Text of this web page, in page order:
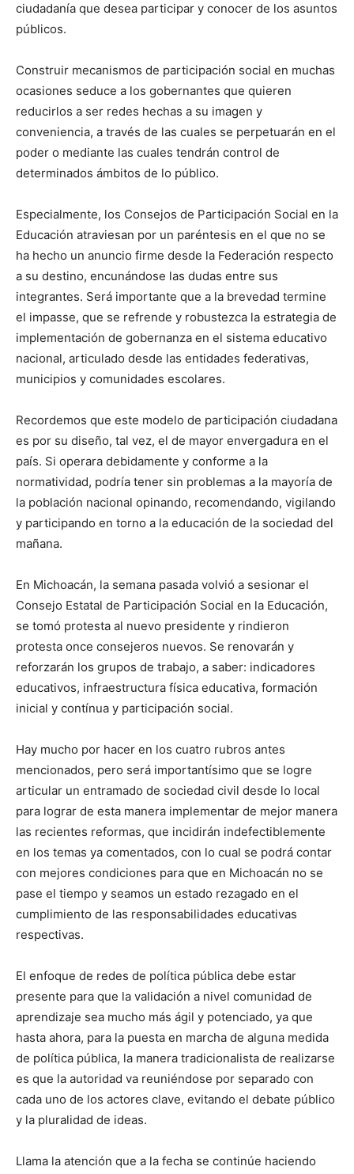
ciudadanía que desea participar y conocer de los asuntos
públicos.
Construir mecanismos de participación social en muchas
ocasiones seduce a los gobernantes que quieren
reducirlos a ser redes hechas a su imagen y
conveniencia, a través de las cuales se perpetuarán en el
poder o mediante las cuales tendrán control de
determinados ámbitos de lo público.
Especialmente, los Consejos de Participación Social en la
Educación atraviesan por un paréntesis en el que no se
ha hecho un anuncio firme desde la Federación respecto
a su destino, encunándose las dudas entre sus
integrantes. Será importante que a la brevedad termine
el impasse, que se refrende y robustezca la estrategia de
implementación de gobernanza en el sistema educativo
nacional, articulado desde las entidades federativas,
municipios y comunidades escolares.
Recordemos que este modelo de participación ciudadana
es por su diseño, tal vez, el de mayor envergadura en el
país. Si operara debidamente y conforme a la
normatividad, podría tener sin problemas a la mayoría de
la población nacional opinando, recomendando, vigilando
y participando en torno a la educación de la sociedad del
mañana.
En Michoacán, la semana pasada volvió a sesionar el
Consejo Estatal de Participación Social en la Educación,
se tomó protesta al nuevo presidente y rindieron
protesta once consejeros nuevos. Se renovarán y
reforzarán los grupos de trabajo, a saber: indicadores
educativos, infraestructura física educativa, formación
inicial y contínua y participación social.
Hay mucho por hacer en los cuatro rubros antes
mencionados, pero será importantísimo que se logre
articular un entramado de sociedad civil desde lo local
para lograr de esta manera implementar de mejor manera
las recientes reformas, que incidirán indefectiblemente
en los temas ya comentados, con lo cual se podrá contar
con mejores condiciones para que en Michoacán no se
pase el tiempo y seamos un estado rezagado en el
cumplimiento de las responsabilidades educativas
respectivas.
El enfoque de redes de política pública debe estar
presente para que la validación a nivel comunidad de
aprendizaje sea mucho más ágil y potenciado, ya que
hasta ahora, para la puesta en marcha de alguna medida
de política pública, la manera tradicionalista de realizarse
es que la autoridad va reuniéndose por separado con
cada uno de los actores clave, evitando el debate público
y la pluralidad de ideas.
Llama la atención que a la fecha se continúe haciendo